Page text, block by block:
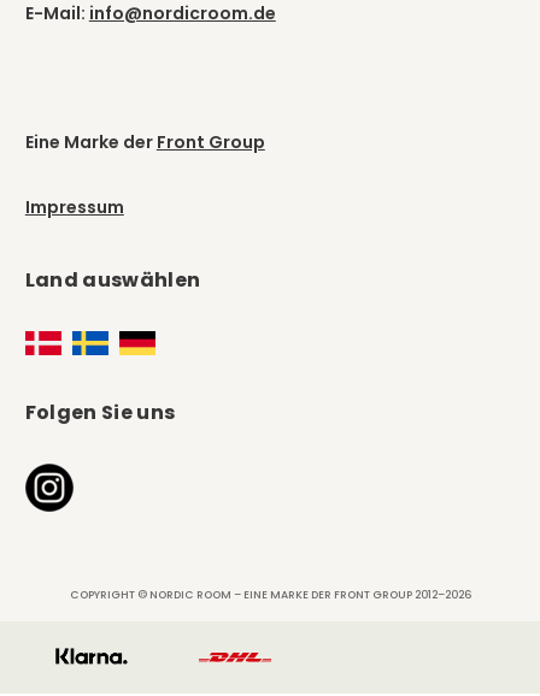
E-Mail: info@nordicroom.de
Eine Marke der Front Group
Impressum
Land auswählen
Folgen Sie uns
COPYRIGHT © NORDIC ROOM – EINE MARKE DER FRONT GROUP 2012–2026